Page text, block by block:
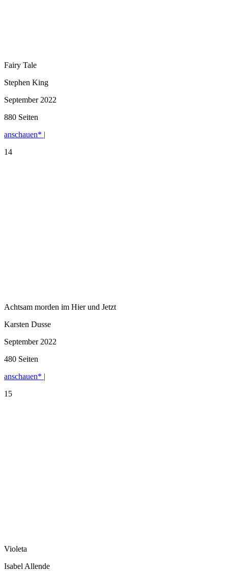
Fairy Tale
Stephen King
September 2022
880 Seiten
anschauen* |
14
Achtsam morden im Hier und Jetzt
Karsten Dusse
September 2022
480 Seiten
anschauen* |
15
Violeta
Isabel Allende